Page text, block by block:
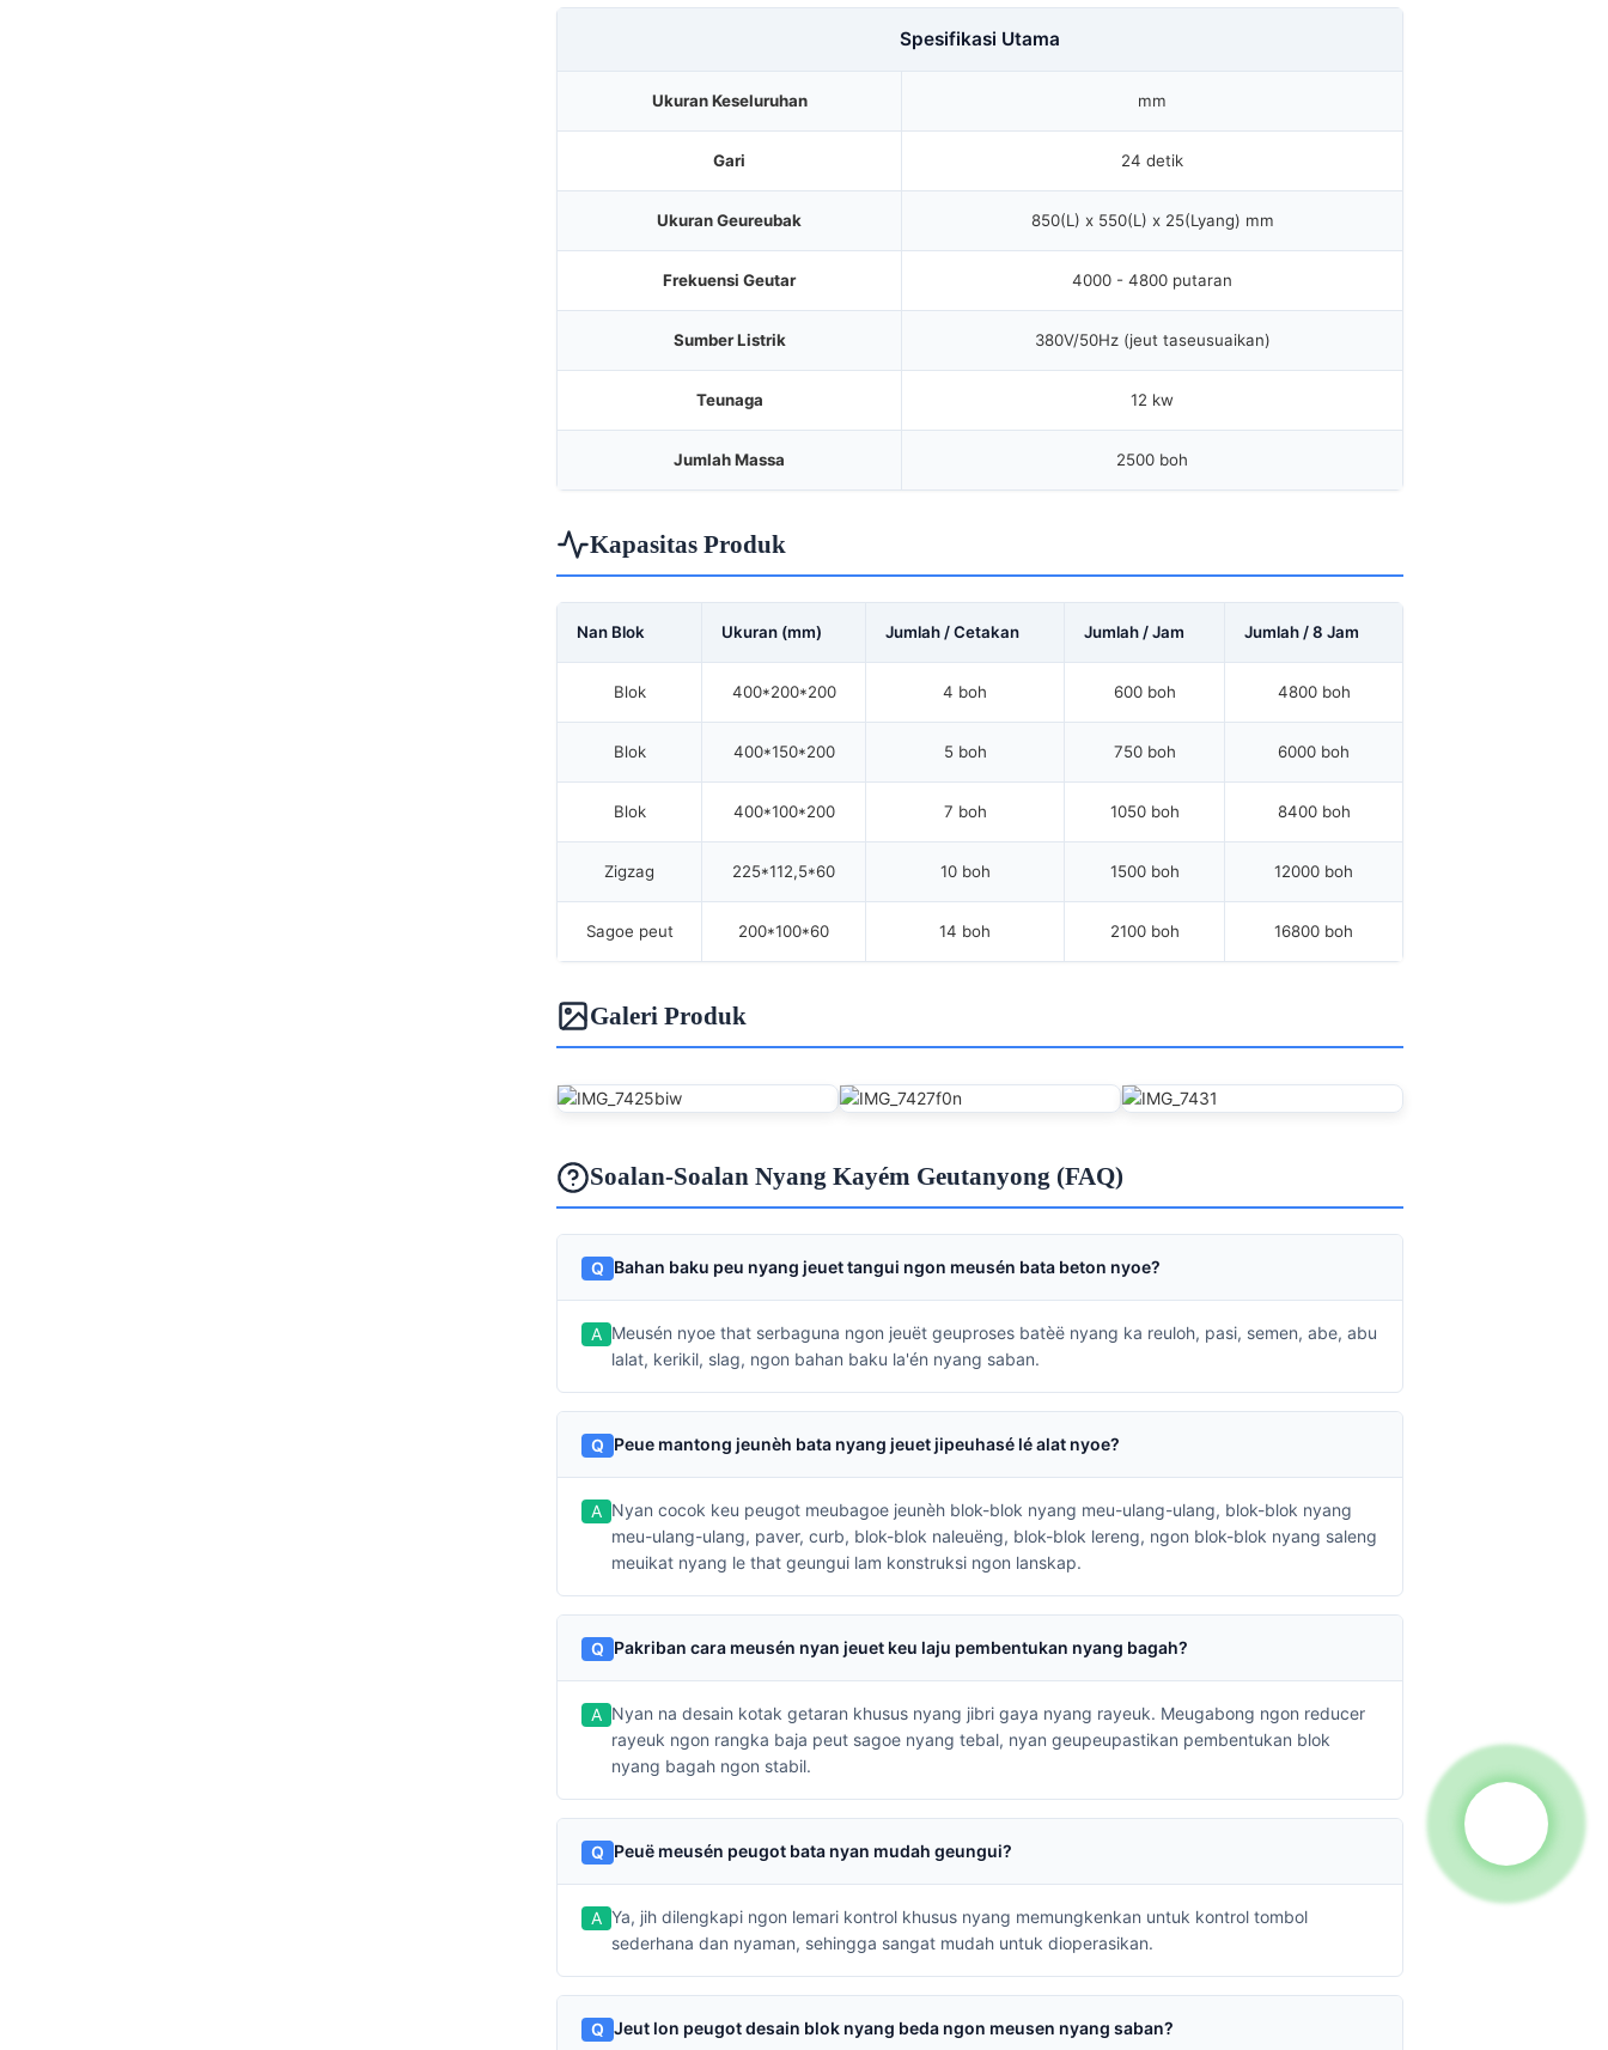
Spesifikasi Utama
Ukuran Keseluruhan mm
Gari 24 detik
Ukuran Geureubak 850(L) x 550(L) x 25(Lyang) mm
Frekuensi Geutar 4000 - 4800 putaran
Sumber Listrik 380V/50Hz (jeut taseusuaikan)
Teunaga 12 kw
Jumlah Massa 2500 boh
Kapasitas Produk
Nan Blok Ukuran (mm) Jumlah / Cetakan Jumlah / Jam Jumlah / 8 Jam
Blok 400*200*200 4 boh 600 boh 4800 boh
Blok 400*150*200 5 boh 750 boh 6000 boh
Blok 400*100*200 7 boh 1050 boh 8400 boh
Zigzag 225*112,5*60 10 boh 1500 boh 12000 boh
Sagoe peut 200*100*60 14 boh 2100 boh 16800 boh
Galeri Produk
Soalan-Soalan Nyang Kayém Geutanyong (FAQ)
Bahan baku peu nyang jeuet tangui ngon meusén bata beton nyoe?
Meusén nyoe that serbaguna ngon jeuët geuproses batèë nyang ka reuloh, pasi, semen, abe, abu
lalat, kerikil, slag, ngon bahan baku la'én nyang saban.
Peue mantong jeunèh bata nyang jeuet jipeuhasé lé alat nyoe?
Nyan cocok keu peugot meubagoe jeunèh blok-blok nyang meu-ulang-ulang, blok-blok nyang
meu-ulang-ulang, paver, curb, blok-blok naleuëng, blok-blok lereng, ngon blok-blok nyang saleng
meuikat nyang le that geungui lam konstruksi ngon lanskap.
Pakriban cara meusén nyan jeuet keu laju pembentukan nyang bagah?
Nyan na desain kotak getaran khusus nyang jibri gaya nyang rayeuk. Meugabong ngon reducer
rayeuk ngon rangka baja peut sagoe nyang tebal, nyan geupeupastikan pembentukan blok
nyang bagah ngon stabil.
Peuë meusén peugot bata nyan mudah geungui?
Ya, jih dilengkapi ngon lemari kontrol khusus nyang memungkenkan untuk kontrol tombol
sederhana dan nyaman, sehingga sangat mudah untuk dioperasikan.
Jeut lon peugot desain blok nyang beda ngon meusen nyang saban?